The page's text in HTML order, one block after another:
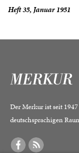
Heft 35, Januar 1951
Der Merkur ist seit
deutschsprachigen